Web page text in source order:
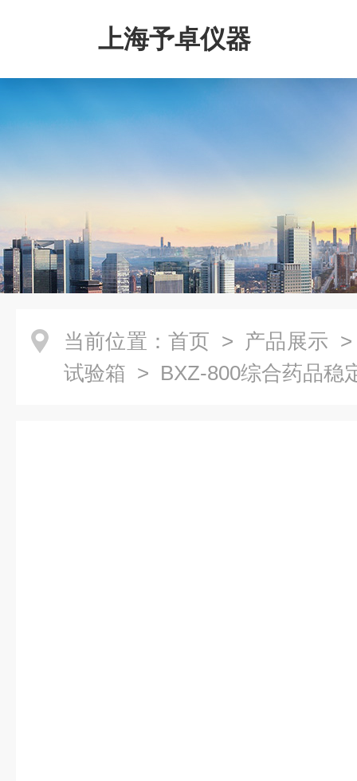
上海予卓仪器
当前位置： 首页 > 产品展示
试验箱 > BXZ-800综合药品稳